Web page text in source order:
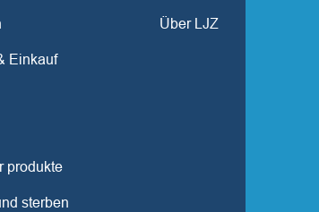
Einkauf
produkte
sterben
Über LJZ